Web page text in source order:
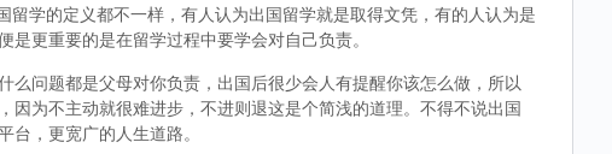
学的定义都不一样，有人认为出国留学就是取得文凭，有的人认为是
更重要的是在留学过程中要学会对自己负责。
问题都是父母对你负责，出国后很少会人有提醒你该怎么做，所以
为不主动就很难进步，不进则退这是个简浅的道理。不得不说出国
台，更宽广的人生道路。